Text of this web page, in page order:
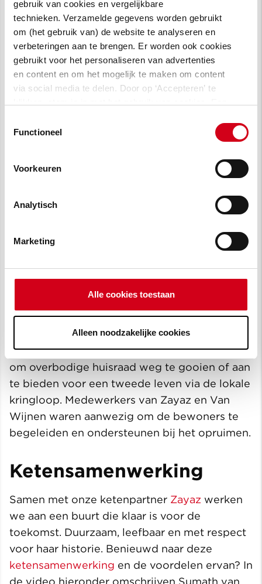
gebruik van cookies en vergelijkbare
technieken. Verzamelde gegevens worden gebruikt
om (het gebruik van) de website te analyseren en
verbeteringen aan te brengen. Er worden ook cookies
gebruikt voor het personaliseren van advertenties
en content en om het mogelijk te maken om content
via social media te delen. Door op ‘Accepteren’ te
vragen lees je in
Functioneel
Voorkeuren
Analytisch
Marketing
Alle cookies toestaan
Alleen noodzakelijke cookies
inspecties. We verwerkten deze beelden met
slimme data-analyse en AI. Daarmee kregen
we snel inzicht in maatvoering, afwijkingen en
onderhoudstoestand. Dit gaf ons een
betrouwbare basis voor de uitvoering.”
Samen starten: de
opruimdag
Als aftrap van onze werkzaamheden
organiseerden we een opruimdag voor de
bewoners. Hierbij kregen zij de mogelijkheid
om overbodige huisraad weg te gooien of aan
te bieden voor een tweede leven via de lokale
kringloop. Medewerkers van Zayaz en Van
Wijnen waren aanwezig om de bewoners te
begeleiden en ondersteunen bij het opruimen.
Ketensamenwerking
Samen met onze ketenpartner Zayaz werken
we aan een buurt die klaar is voor de
toekomst. Duurzaam, leefbaar en met respect
voor haar historie. Benieuwd naar deze
ketensamenwerking en de voordelen ervan? In
de video hieronder omschrijven Sumath van